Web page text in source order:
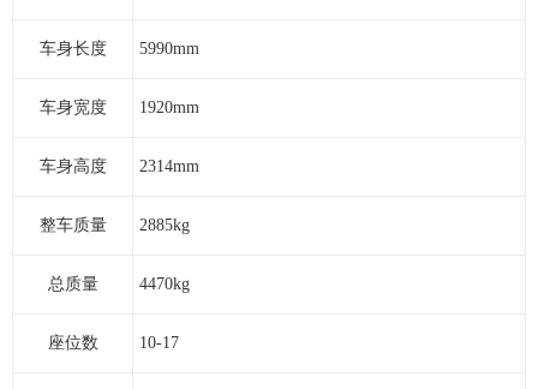
车身长度 5990mm
车身宽度 1920mm
车身高度 2314mm
整车质量 2885kg
总质量 4470kg
座位数 10-17